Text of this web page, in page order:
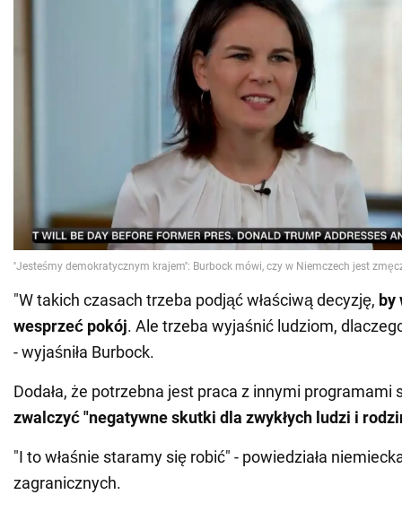
"W takich czasach trzeba podjąć właściwą decyzję, by
wesprzeć pokój. Ale trzeba wyjaśnić ludziom,
- wyjaśniła Burbock.
Dodała, że potrzebna jest praca z innymi programami
zwalczyć "negatywne skutki dla zwykłych ludzi i
"I to właśnie staramy się robić" - powiedziała
zagranicznych.